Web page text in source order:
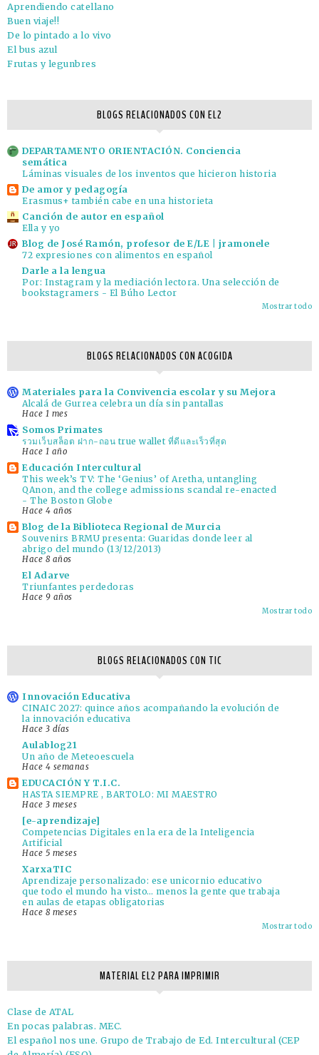
Aprendiendo catellano
Buen viaje!!
De lo pintado a lo vivo
El bus azul
Frutas y legunbres
BLOGS RELACIONADOS CON EL2
DEPARTAMENTO ORIENTACIÓN. Conciencia
semática
Láminas visuales de los inventos que hicieron historia
De amor y pedagogía
Erasmus+ también cabe en una historieta
Canción de autor en español
Ella y yo
Blog de José Ramón, profesor de E/LE | jramonele
72 expresiones con alimentos en español
Darle a la lengua
Por: Instagram y la mediación lectora. Una selección de
bookstagramers - El Búho Lector
Mostrar todo
BLOGS RELACIONADOS CON ACOGIDA
Materiales para la Convivencia escolar y su Mejora
Alcalá de Gurrea celebra un día sin pantallas
Hace 1 mes
Somos Primates
รวมเว็บสล็อต ฝาก-ถอน true wallet ที่ดีและเร็วที่สุด
Hace 1 año
Educación Intercultural
This week’s TV: The ‘Genius’ of Aretha, untangling
QAnon, and the college admissions scandal re-enacted
- The Boston Globe
Hace 4 años
Blog de la Biblioteca Regional de Murcia
Souvenirs BRMU presenta: Guaridas donde leer al
abrigo del mundo (13/12/2013)
Hace 8 años
El Adarve
Triunfantes perdedoras
Hace 9 años
Mostrar todo
BLOGS RELACIONADOS CON TIC
Innovación Educativa
CINAIC 2027: quince años acompañando la evolución de
la innovación educativa
Hace 3 días
Aulablog21
Un año de Meteoescuela
Hace 4 semanas
EDUCACIÓN Y T.I.C.
HASTA SIEMPRE , BARTOLO: MI MAESTRO
Hace 3 meses
[e-aprendizaje]
Competencias Digitales en la era de la Inteligencia
Artificial
Hace 5 meses
XarxaTIC
Aprendizaje personalizado: ese unicornio educativo
que todo el mundo ha visto… menos la gente que trabaja
en aulas de etapas obligatorias
Hace 8 meses
Mostrar todo
MATERIAL EL2 PARA IMPRIMIR
Clase de ATAL
En pocas palabras. MEC.
El español nos une. Grupo de Trabajo de Ed. Intercultural (CEP